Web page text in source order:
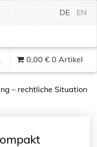
DE EN
0,00 € 0 Artikel
– rechtliche Situation